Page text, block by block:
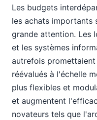
Les budgets
les achats importants
grande attention. Les
et les systèmes
autrefois
réévalués à l'échelle
plus flexibles et
et augmentent
novateurs tels que